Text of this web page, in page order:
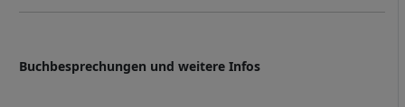
Buchbesprechungen und weitere Infos